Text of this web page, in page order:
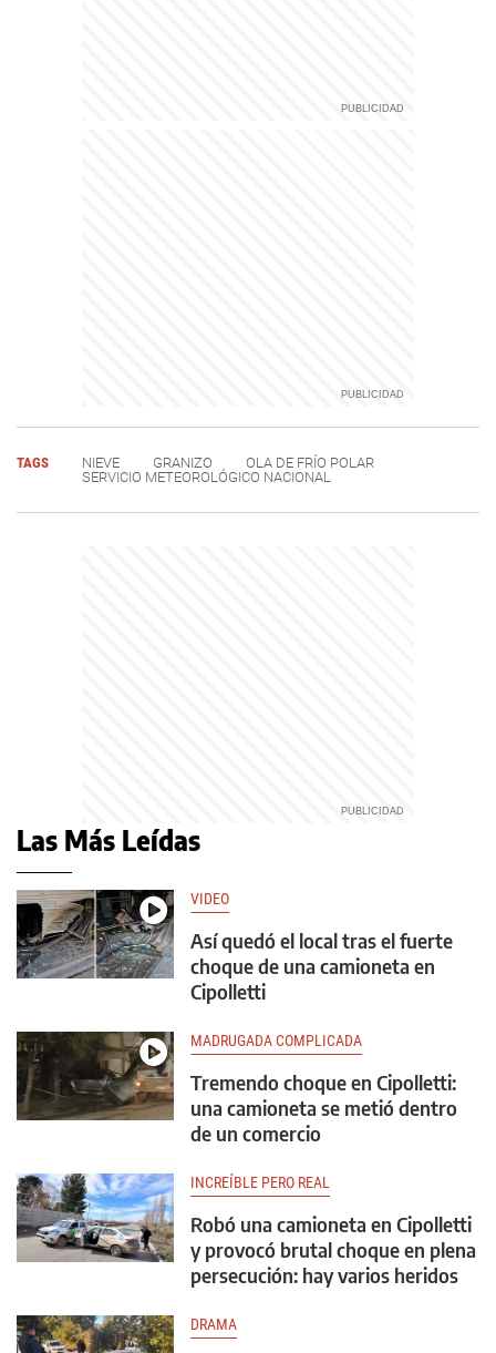
TAGS NIEVE GRANIZO
OLA DE FRÍO POLAR
SERVICIO METEOROLÓGICO NACIONAL
Las Más Leídas
VIDEO
Así quedó el local tras el fuerte
choque de una camioneta en
Cipolletti
MADRUGADA COMPLICADA
Tremendo choque en Cipolletti:
una camioneta se metió dentro
de un comercio
INCREÍBLE PERO REAL
Robó una camioneta en Cipolletti
y provocó brutal choque en plena
persecución: hay varios heridos
DRAMA